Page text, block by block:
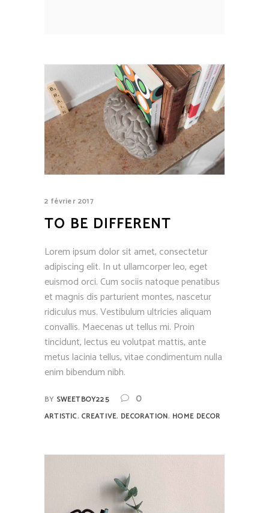
2 février 2017
TO BE DIFFERENT
Lorem ipsum dolor sit amet, consectetur
adipiscing elit. In ut ullamcorper leo, eget
euismod orci. Cum sociis natoque penatibus
et magnis dis parturient montes, nascetur
ridiculus mus. Vestibulum ultricies aliquam
convallis. Maecenas ut tellus mi. Proin
tincidunt, lectus eu volutpat mattis, ante
metus lacinia tellus, vitae condimentum nulla
enim bibendum nibh.
BY SWEETBOY225 0
ARTISTIC, CREATIVE, DECORATION, HOME DECOR